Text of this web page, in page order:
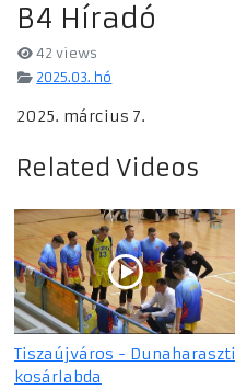
B4 Híradó
42 views
2025.03. hó
2025. március 7.
Related Videos
Tiszaújváros - Dunaharaszti
kosárlabda